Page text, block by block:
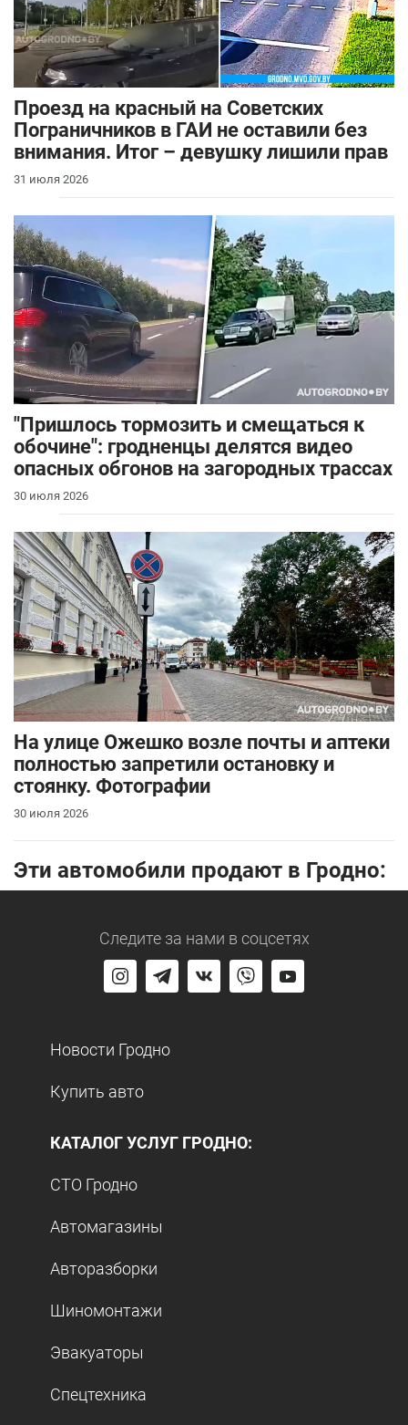
Проезд на красный на Советских
Пограничников в ГАИ не оставили без
внимания. Итог – девушку лишили прав
31 июля 2026
"Пришлось тормозить и смещаться к
обочине": гродненцы делятся видео
опасных обгонов на загородных трассах
30 июля 2026
На улице Ожешко возле почты и аптеки
полностью запретили остановку и
стоянку. Фотографии
30 июля 2026
Эти автомобили продают в Гродно:
Следите за нами в соцсетях
Новости Гродно
Купить авто
КАТАЛОГ УСЛУГ ГРОДНО:
СТО Гродно
Автомагазины
Авторазборки
Шиномонтажи
Эвакуаторы
Спецтехника